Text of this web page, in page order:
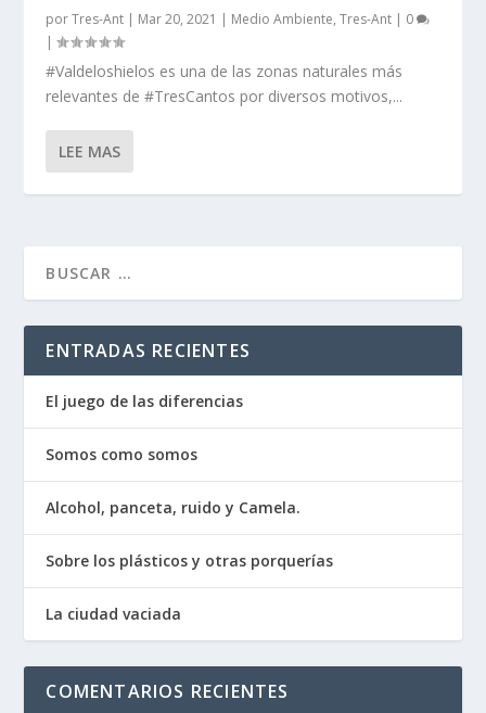
porTres-Ant | Mar 20, 2021 | Medio Ambiente,Tres-Ant | 0
|
#Valdeloshielos es una de las zonas naturales más
relevantes de #TresCantos por diversos motivos,...
LEE MAS
ENTRADAS RECIENTES
El juego de las diferencias
Somos como somos
Alcohol, panceta, ruido y Camela.
Sobre los plásticos y otras porquerías
La ciudad vaciada
COMENTARIOS RECIENTES